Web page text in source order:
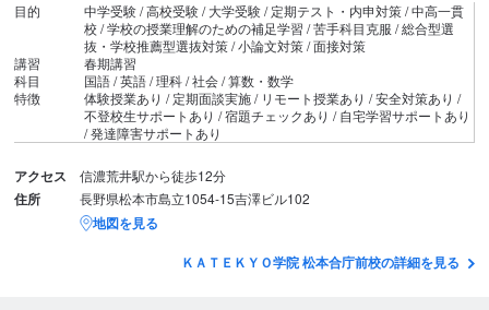
目的
中学受験 / 高校受験 / 大学受験 / 定期テスト・内申対策 / 中高一貫
校 / 学校の授業理解のための補足学習 / 苦手科目克服 / 総合型選
抜・学校推薦型選抜対策 / 小論文対策 / 面接対策
講習
春期講習
科目
国語 / 英語 / 理科 / 社会 / 算数・数学
特徴
体験授業あり / 定期面談実施 / リモート授業あり / 安全対策あり /
不登校生サポートあり / 宿題チェックあり / 自宅学習サポートあり
/ 発達障害サポートあり
アクセス 信濃荒井駅から徒歩12分
住所 長野県松本市島立1054-15吉澤ビル102
地図を見る
ＫＡＴＥＫＹＯ学院 松本合庁前校の詳細を見る